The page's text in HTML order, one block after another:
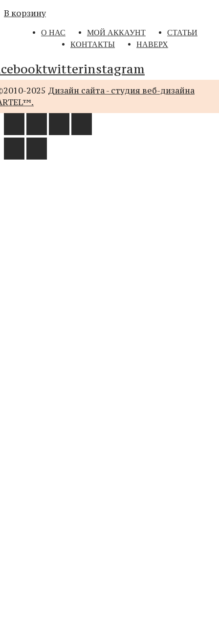
В корзину
О НАС МОЙ АККАУНТ
СТАТЬИ
КОНТАКТЫ
НАВЕРХ
twitterinstagram
2025 Дизайн сайта - студия веб-дизайна